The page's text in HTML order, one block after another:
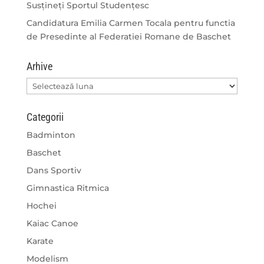
Susțineți Sportul Studențesc
Candidatura Emilia Carmen Tocala pentru functia
de Presedinte al Federatiei Romane de Baschet
Arhive
Arhive
Categorii
Badminton
Baschet
Dans Sportiv
Gimnastica Ritmica
Hochei
Kaiac Canoe
Karate
Modelism